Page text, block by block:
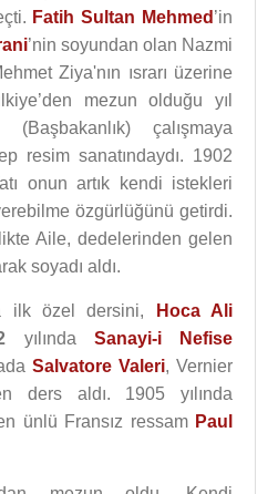
Fatih Sultan Mehmed ’in
’nin soyundan olan Nazmi
Ziya'nın ısrarı üzerine
mezun olduğu yıl
çalışmaya
resim sanatındaydı. 1902
onun artık kendi istekleri
özgürlüğünü getirdi.
Aile, dedelerinden gelen
soyadı aldı.
ilk özel dersini,
Hoca Ali
yılında Sanayi-i Nefise
Salvatore Valeri, Vernier
ders aldı. 1905 yılında
ünlü Fransız ressam Paul